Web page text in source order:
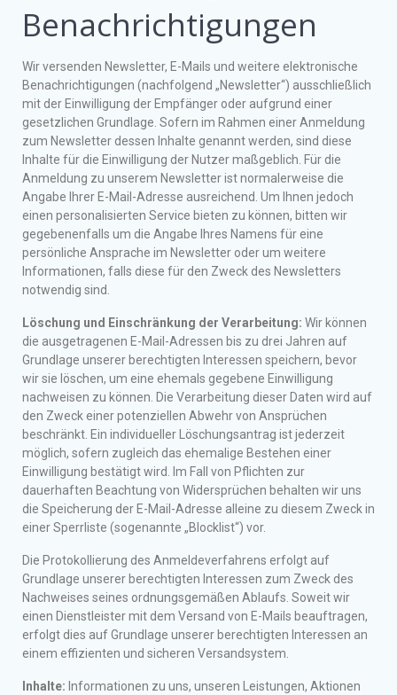
Benachrichtigungen
Wir versenden Newsletter, E-Mails und weitere elektronische
Benachrichtigungen (nachfolgend „Newsletter“) ausschließlich
mit der Einwilligung der Empfänger oder aufgrund einer
gesetzlichen Grundlage. Sofern im Rahmen einer Anmeldung
zum Newsletter dessen Inhalte genannt werden, sind diese
Inhalte für die Einwilligung der Nutzer maßgeblich. Für die
Anmeldung zu unserem Newsletter ist normalerweise die
Angabe Ihrer E-Mail-Adresse ausreichend. Um Ihnen jedoch
einen personalisierten Service bieten zu können, bitten wir
gegebenenfalls um die Angabe Ihres Namens für eine
persönliche Ansprache im Newsletter oder um weitere
Informationen, falls diese für den Zweck des Newsletters
notwendig sind.
Löschung und Einschränkung der Verarbeitung: Wir können
die ausgetragenen E-Mail-Adressen bis zu drei Jahren auf
Grundlage unserer berechtigten Interessen speichern, bevor
wir sie löschen, um eine ehemals gegebene Einwilligung
nachweisen zu können. Die Verarbeitung dieser Daten wird auf
den Zweck einer potenziellen Abwehr von Ansprüchen
beschränkt. Ein individueller Löschungsantrag ist jederzeit
möglich, sofern zugleich das ehemalige Bestehen einer
Einwilligung bestätigt wird. Im Fall von Pflichten zur
dauerhaften Beachtung von Widersprüchen behalten wir uns
die Speicherung der E-Mail-Adresse alleine zu diesem Zweck in
einer Sperrliste (sogenannte „Blocklist“) vor.
Die Protokollierung des Anmeldeverfahrens erfolgt auf
Grundlage unserer berechtigten Interessen zum Zweck des
Nachweises seines ordnungsgemäßen Ablaufs. Soweit wir
einen Dienstleister mit dem Versand von E-Mails beauftragen,
erfolgt dies auf Grundlage unserer berechtigten Interessen an
einem effizienten und sicheren Versandsystem.
Inhalte: Informationen zu uns, unseren Leistungen, Aktionen